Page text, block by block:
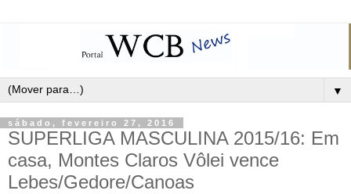
▼
sábado, fevereiro 27, 2016
SUPERLIGA MASCULINA 2015/16: Em
casa, Montes Claros Vôlei vence
Lebes/Gedore/Canoas